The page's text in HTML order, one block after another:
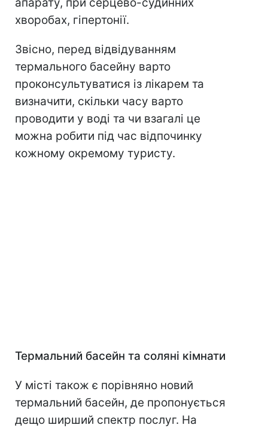
апарату, при серцево-судинних
хворобах, гіпертонії.
Звісно, перед відвідуванням
термального басейну варто
проконсультуватися із лікарем та
визначити, скільки часу варто
проводити у воді та чи взагалі це
можна робити під час відпочинку
кожному окремому туристу.
Термальний басейн та соляні кімнати
У місті також є порівняно новий
термальний басейн, де пропонується
дещо ширший спектр послуг. На